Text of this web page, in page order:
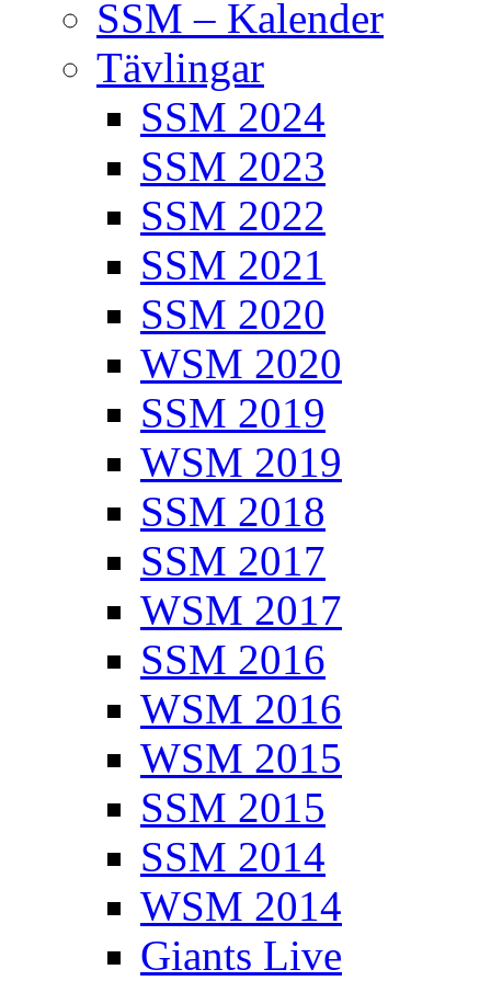
SSM – Kalender
Tävlingar
SSM 2024
SSM 2023
SSM 2022
SSM 2021
SSM 2020
WSM 2020
SSM 2019
WSM 2019
SSM 2018
SSM 2017
WSM 2017
SSM 2016
WSM 2016
WSM 2015
SSM 2015
SSM 2014
WSM 2014
Giants Live